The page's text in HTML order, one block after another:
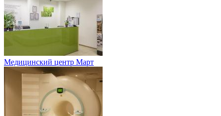
Медицинский центр Март